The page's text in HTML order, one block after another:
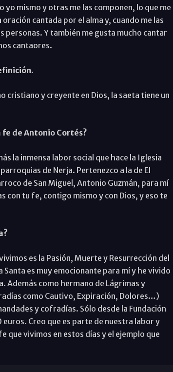
mismo y otras me las componen, lo que me
cantada por el alma y, cuando me las
Y también me gusta mucho cantar
cantaores.
cristiano y creyente en Dios, la saeta tiene un
fe de Antonio Cortés?
la inmensa labor social que hace la Iglesia
de Nerja. Pertenezco a la de El
de San Miguel, Antonio Guzmán, para mí
con tu fe, contigo mismo y con Dios, y eso te
es la Pasión, Muerte y Resurrección del
Santa es muy emocionante para mí y he vivido
Además como hermano de Lágrimas y
como Cautivo, Expiración, Dolores…)
y cofradías. Sólo desde la Fundación
Creo que es parte de nuestra labor y
que vivimos en estos días y el ejemplo que